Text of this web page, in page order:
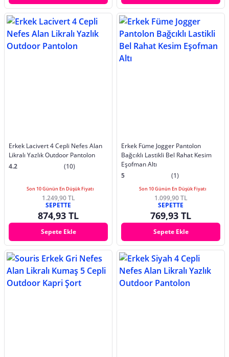
Erkek Lacivert 4 Cepli Nefes Alan
Likralı Yazlık Outdoor Pantolon
4.2
(10)
Son 10 Günün En Düşük Fiyatı
1.249,90 TL
SEPETTE
874,93 TL
Sepete Ekle
Erkek Füme Jogger Pantolon
Bağcıklı Lastikli Bel Rahat Kesim
Eşofman Altı
5
(1)
Son 10 Günün En Düşük Fiyatı
1.099,90 TL
SEPETTE
769,93 TL
Sepete Ekle